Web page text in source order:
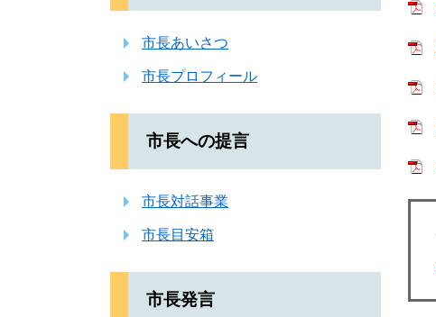
市長あいさつ
市長プロフィール
市長への提言
市長対話事業
市長目安箱
市長発言